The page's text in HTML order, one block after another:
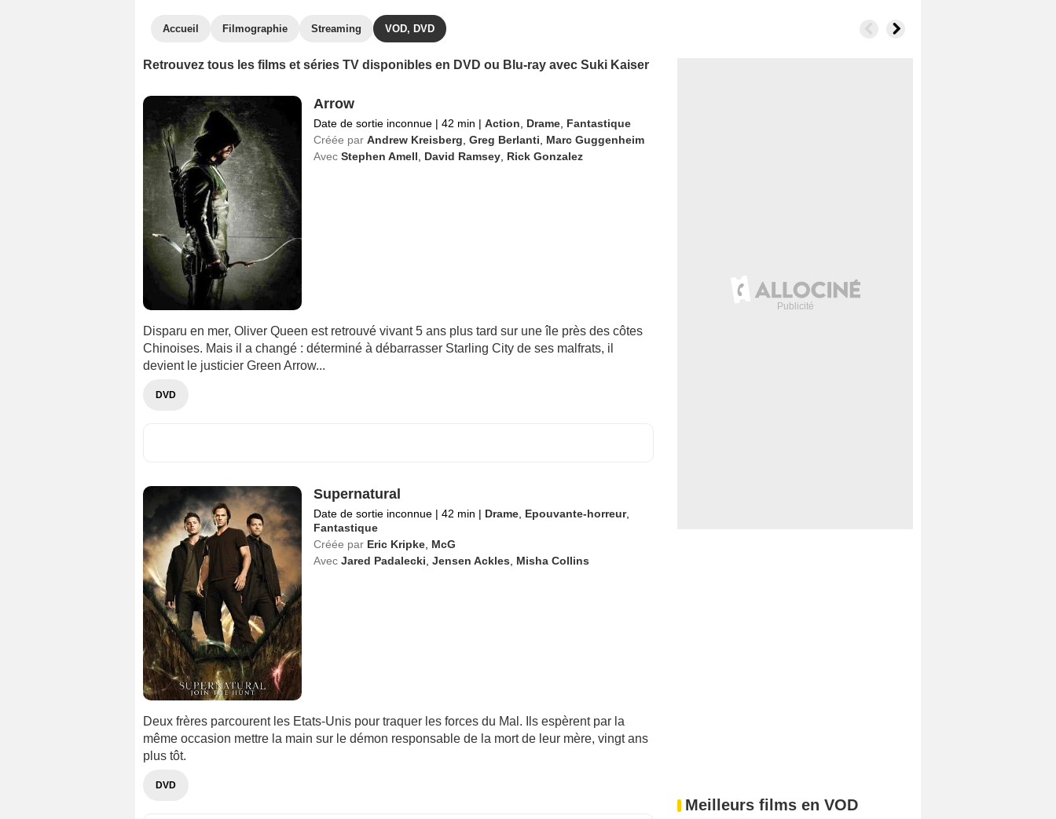
Accueil Filmographie Streaming VOD, DVD
Retrouvez tous les films et séries TV disponibles en DVD ou Blu-ray avec Suki Kaiser
Arrow
Date de sortie inconnue | 42 min | Action Drame, Fantastique
Créée par Andrew Kreisberg Greg Berlanti
Marc Guggenheim
Avec Stephen Amell David Ramsey, Rick Gonzalez
Disparu en mer, Oliver Queen est retrouvé vivant 5 ans plus tard sur une île près des côtes
Chinoises. Mais il a changé : déterminé à débarrasser Starling City de ses malfrats, il
devient le justicier Green Arrow...
DVD
Supernatural
Date de sortie inconnue | 42 min | Drame, Epouvante-horreur,
Fantastique
Créée par Eric Kripke, McG
Avec Jared Padalecki, Jensen Ackles, Misha Collins
Deux frères parcourent les Etats-Unis pour traquer les forces du Mal. Ils espèrent par la
même occasion mettre la main sur le démon responsable de la mort de leur mère, vingt ans
plus tôt.
DVD
Meilleurs films en VOD